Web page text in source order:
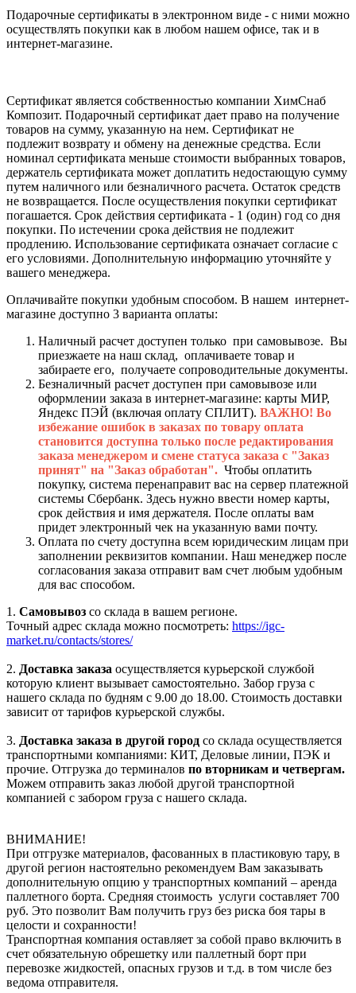
Подарочные сертификаты в электронном виде - с ними можно
осуществлять покупки как в любом нашем офисе, так и в
интернет-магазине.
Сертификат является собственностью компании ХимСнаб
Композит. Подарочный сертификат дает право на получение
товаров на сумму, указанную на нем. Сертификат не
подлежит возврату и обмену на денежные средства. Если
номинал сертификата меньше стоимости выбранных товаров,
держатель сертификата может доплатить недостающую сумму
путем наличного или безналичного расчета. Остаток средств
не возвращается. После осуществления покупки сертификат
погашается. Срок действия сертификата - 1 (один) год со дня
покупки. По истечении срока действия не подлежит
продлению. Использование сертификата означает согласие с
его условиями. Дополнительную информацию уточняйте у
вашего менеджера.
Оплачивайте покупки удобным способом. В нашем интернет-
магазине доступно 3 варианта оплаты:
Наличный расчет доступен только при самовывозе. Вы
приезжаете на наш склад, оплачиваете товар и
забираете его, получаете сопроводительные документы.
Безналичный расчет доступен при самовывозе или
оформлении заказа в интернет-магазине: карты МИР,
Яндекс ПЭЙ (включая оплату СПЛИТ). ВАЖНО! Во
избежание ошибок в заказах по товару оплата
становится доступна только после редактирования
заказа менеджером и смене статуса заказа с "Заказ
принят" на "Заказ обработан". Чтобы оплатить
покупку, система перенаправит вас на сервер платежной
системы Сбербанк. Здесь нужно ввести номер карты,
срок действия и имя держателя. После оплаты вам
придет электронный чек на указанную вами почту.
Оплата по счету доступна всем юридическим лицам при
заполнении реквизитов компании. Наш менеджер после
согласования заказа отправит вам счет любым удобным
для вас способом.
1. Самовывоз со склада в вашем регионе.
Точный адрес склада можно посмотреть: https://igc-
market.ru/contacts/stores/
2. Доставка заказа осуществляется курьерской службой
которую клиент вызывает самостоятельно. Забор груза с
нашего склада по будням с 9.00 до 18.00. Стоимость доставки
зависит от тарифов курьерской службы.
3. Доставка заказа в другой город со склада осуществляется
транспортными компаниями: КИТ, Деловые линии, ПЭК и
прочие. Отгрузка до терминалов по вторникам и четвергам.
Можем отправить заказ любой другой транспортной
компанией с забором груза с нашего склада.
ВНИМАНИЕ!
При отгрузке материалов, фасованных в пластиковую тару, в
другой регион настоятельно рекомендуем Вам заказывать
дополнительную опцию у транспортных компаний – аренда
паллетного борта. Средняя стоимость услуги составляет 700
руб. Это позволит Вам получить груз без риска боя тары в
целости и сохранности!
Транспортная компания оставляет за собой право включить в
счет обязательную обрешетку или паллетный борт при
перевозке жидкостей, опасных грузов и т.д. в том числе без
ведома отправителя.